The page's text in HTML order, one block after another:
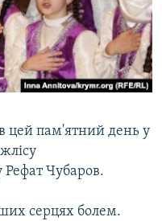
цей пам'ятний день у
Рефат Чубаров.
серцях болем.